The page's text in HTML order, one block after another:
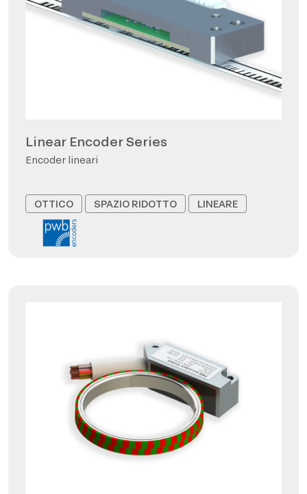
Linear Encoder Series
Encoder lineari
OTTICO SPAZIO RIDOTTO LINEARE